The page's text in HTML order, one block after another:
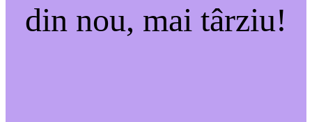
din nou, mai târziu!